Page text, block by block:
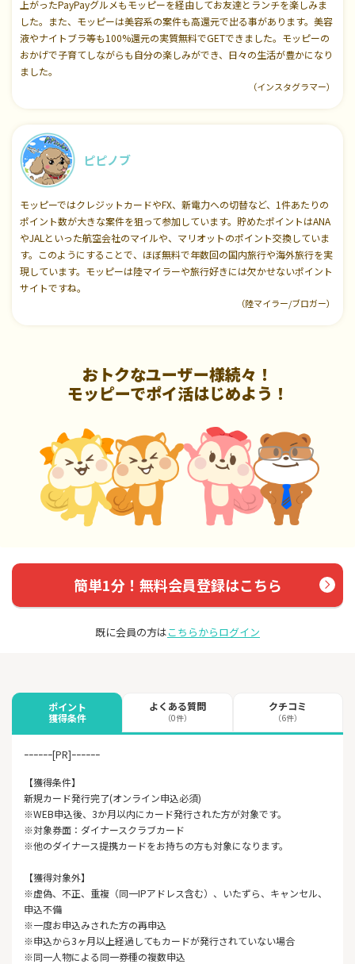
上がったPayPayグルメもモッピーを経由してお友達とランチを楽しみま
した。また、モッピーは美容系の案件も高還元で出る事があります。美容
液やナイトブラ等も100%還元の実質無料でGETできました。モッピーの
おかげで子育てしながらも自分の楽しみができ、日々の生活が豊かになり
ました。
（インスタグラマー）
ピピノブ
モッピーではクレジットカードやFX、新電力への切替など、1件あたりの
ポイント数が大きな案件を狙って参加しています。貯めたポイントはANA
やJALといった航空会社のマイルや、マリオットのポイント交換していま
す。このようにすることで、ほぼ無料で年数回の国内旅行や海外旅行を実
現しています。モッピーは陸マイラーや旅行好きには欠かせないポイント
サイトですね。
（陸マイラー/ブロガー）
おトクなユーザー様続々！
モッピーでポイ活はじめよう！
簡単1分！無料会員登録はこちら
既に会員の方はこちらからログイン
ポイント
獲得条件
よくある質問
（0件）
クチコミ
（6件）
ｰｰｰｰｰｰ[PR]ｰｰｰｰｰｰ
【獲得条件】
新規カード発行完了(オンライン申込必須)
※WEB申込後、3か月以内にカード発行された方が対象です。
※対象券面：ダイナースクラブカード
※他のダイナース提携カードをお持ちの方も対象になります。
【獲得対象外】
※虚偽、不正、重複（同一IPアドレス含む）、いたずら、キャンセル、
申込不備
※一度お申込みされた方の再申込
※申込から3ヶ月以上経過してもカードが発行されていない場合
※同一人物による同一券種の複数申込